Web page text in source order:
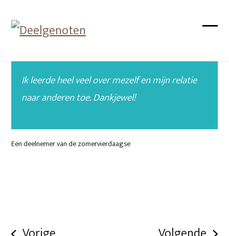
Ik leerde heel veel over mezelf en mijn relatie
naar anderen toe. Dankjewel!
Een deelnemer van de zomervierdaagse